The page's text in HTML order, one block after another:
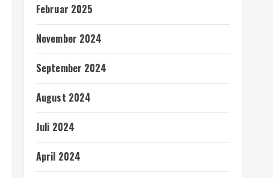
Februar 2025
November 2024
September 2024
August 2024
Juli 2024
April 2024